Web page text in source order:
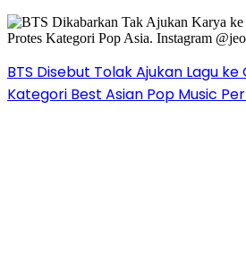
BTS Disebut Tolak Ajukan Lagu
Kategori Best Asian Pop Music